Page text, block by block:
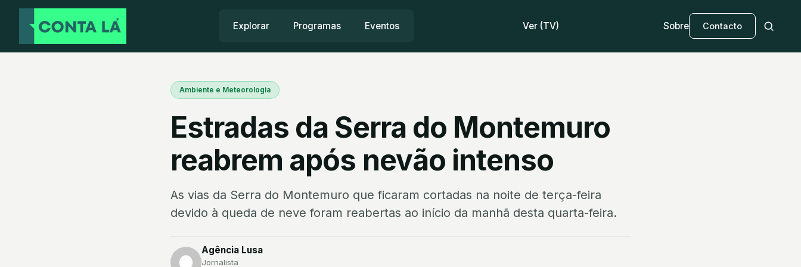
Explorar Programas Eventos Ver (TV) Sobre Contacto
Ambiente e Meteorologia
Estradas da Serra do Montemuro
reabrem após nevão intenso
As vias da Serra do Montemuro que ficaram cortadas na noite de terça-feira
devido à queda de neve foram reabertas ao início da manhã desta quarta-feira.
Agência Lusa
Jornalista